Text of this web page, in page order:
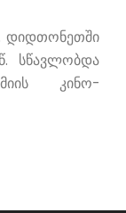
დიდთონეთში
სწავლობდა
კინო-